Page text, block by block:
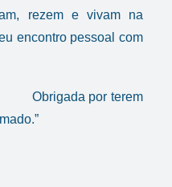
rezem e vivam na
encontro pessoal com
por terem